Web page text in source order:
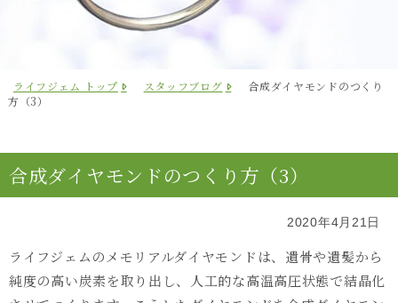
ライフジェム トップ スタッフブログ
合成ダイヤモンドのつくり
方（3）
合成ダイヤモンドのつくり方（3）
2020年4月21日
ライフジェムのメモリアルダイヤモンドは、遺骨や遺髪から
純度の高い炭素を取り出し、人工的な高温高圧状態で結晶化